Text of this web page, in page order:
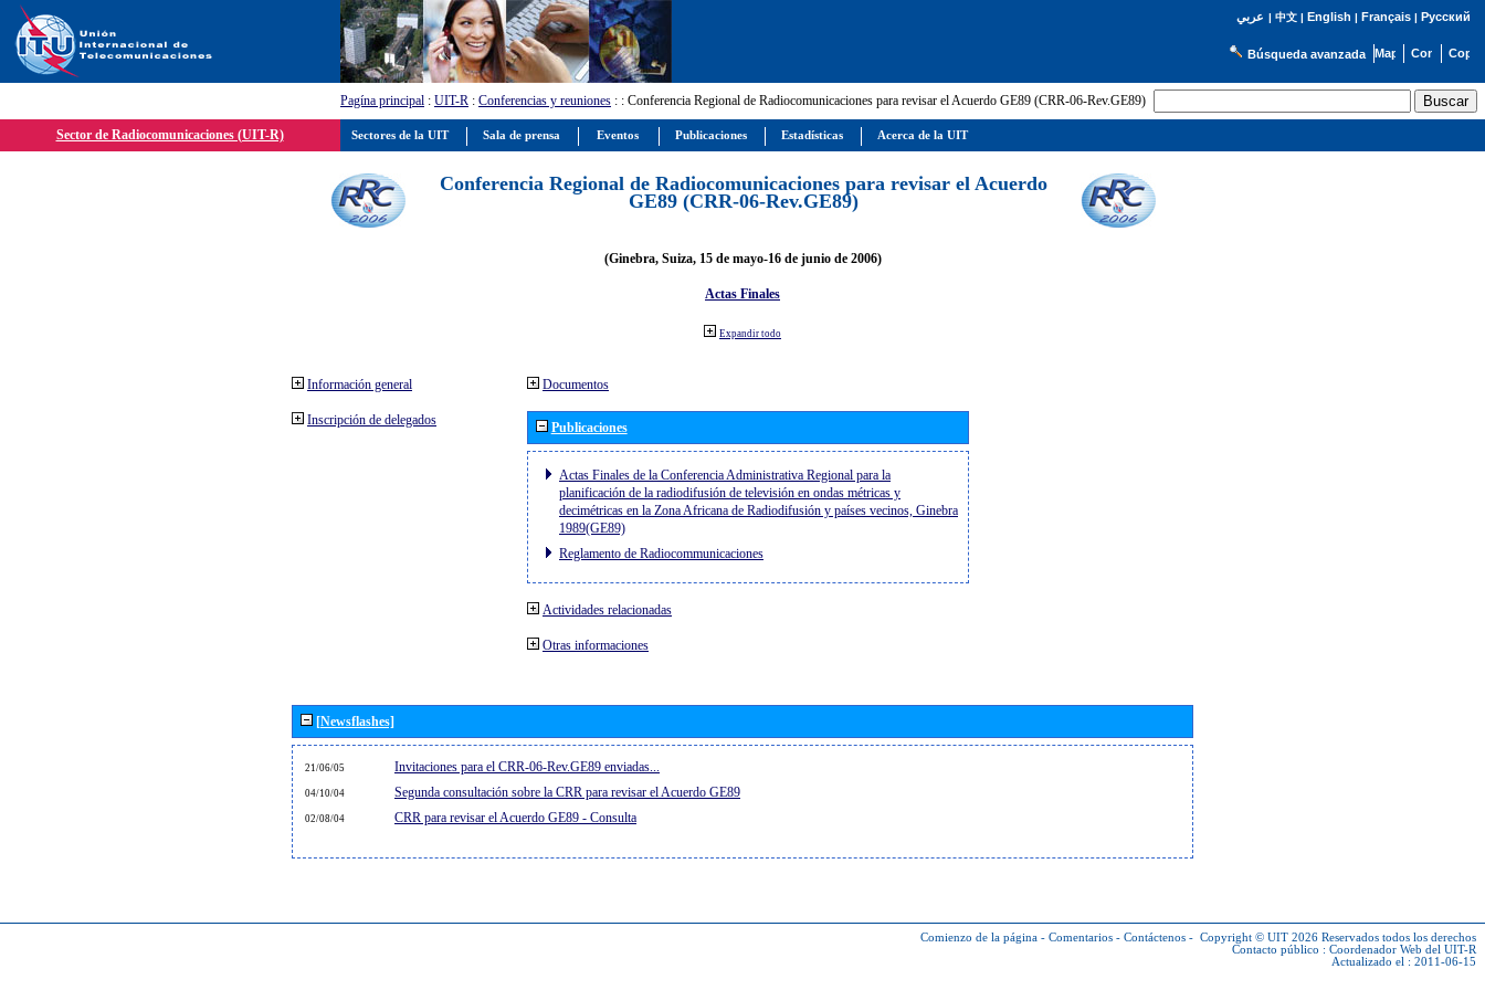
عربي | 中文| English | Français| Русский
Búsqueda avanzada
Pagína principal : UIT-R : Conferencias y reuniones : : Conferencia Regional de Radiocomunicaciones para revisar el Acuerdo GE89 (CRR-06-Rev.GE89)
Sector de Radiocomunicaciones (UIT-R)
Conferencia Regional de Radiocomunicaciones para revisar el Acuerdo
GE89 (CRR-06-Rev.GE89)
(Ginebra, Suiza, 15 de mayo-16 de junio de 2006)
Actas Finales
Expandir todo
Información general
Inscripción de delegados
Documentos
Publicaciones
Actas Finales de la Conferencia Administrativa Regional para la
planificación de la radiodifusión de televisión en ondas métricas y
decimétricas en la Zona Africana de Radiodifusión y países vecinos, Ginebra
1989(GE89)
Reglamento de Radiocommunicaciones
Actividades relacionadas
Otras informaciones
[Newsflashes]
21/06/05 Invitaciones para el CRR-06-Rev.GE89 enviadas...
04/10/04 Segunda consultación sobre la CRR para revisar el Acuerdo GE89
02/08/04 CRR para revisar el Acuerdo GE89 - Consulta
Comienzo de la página - Comentarios - Contáctenos - Copyright © UIT 2026 Reservados todos los derechos
Contacto público : Coordenador Web del UIT-R
Actualizado el : 2011-06-15
Sectores de la UIT Sala de prensa Eventos Publicaciones Estadísticas Acerca de la UIT